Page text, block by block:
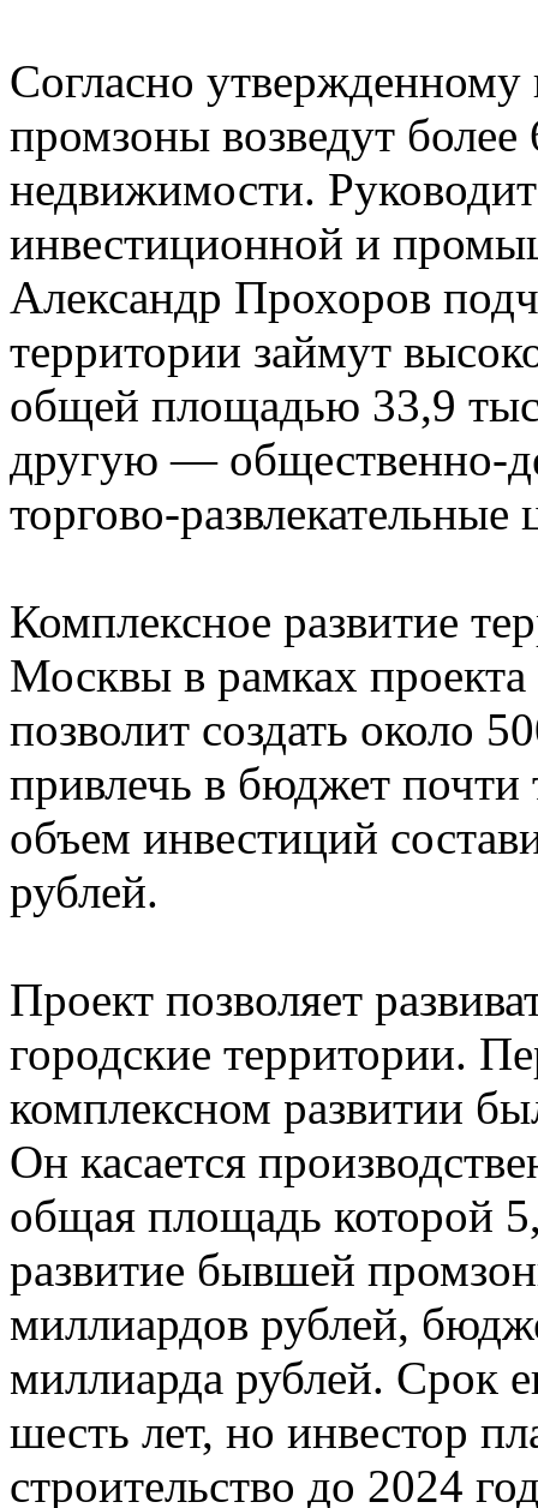
Согласно
промзоны возведут
недвижимости.
инвестиционной и
Александр Прохоров
территории займут
общей площадью 33,9
другую — общественно-
торгово-
Комплексное развитие
Москвы в рамках
позволит создать около
привлечь в бюджет
объем инвестиций
рублей.
Проект позволяет
городские территории.
комплексном развитии
Он касается
общая площадь которой
развитие бывшей
миллиардов рублей,
миллиарда рублей. Срок
шесть лет, но инвестор
строительство до 2024